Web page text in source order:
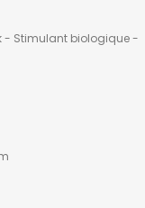
- Stimulant biologique -